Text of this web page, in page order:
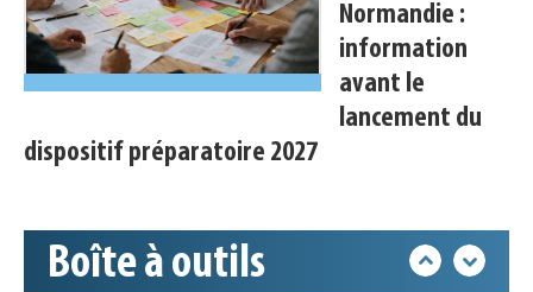
Normandie :
information
avant le
lancement du
dispositif préparatoire 2027
Boîte à outils
Accéder à son compte - (Se
déconnecter)
Appels à projets